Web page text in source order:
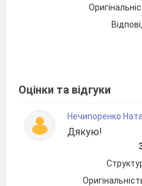
вати почуття
Куліша,
Обладнання:
фільму «Чорна рада»,
твору, портрети
Хід
Є час розкидати
Оцінки та відгуки
Нечипоренко
Дякую!